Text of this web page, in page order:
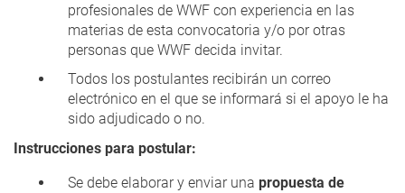
profesionales de WWF con experiencia en las
materias de esta convocatoria y/o por otras
personas que WWF decida invitar.
Todos los postulantes recibirán un correo
electrónico en el que se informará si el apoyo le ha
sido adjudicado o no.
Instrucciones para postular:
Se debe elaborar y enviar una propuesta de